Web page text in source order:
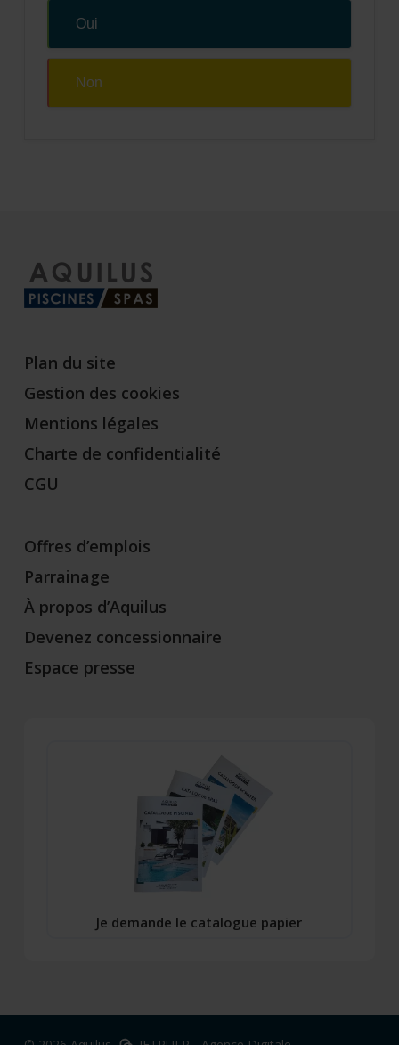
Oui
Non
Plan du site
Gestion des cookies
Mentions légales
Charte de confidentialité
CGU
Offres d’emplois
Parrainage
À propos d’Aquilus
Devenez concessionnaire
Espace presse
Je demande le catalogue papier